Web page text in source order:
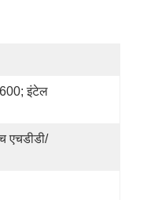
इंटेल
एचडीडी/